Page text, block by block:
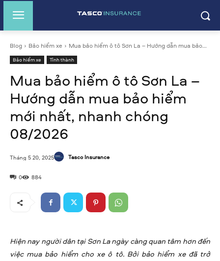
Blog Bảo hiểm xe Mua bảo hiểm ô tô Sơn La – Hướng dẫn mua bảo...
Bảo hiểm xe Tỉnh thành
Mua bảo hiểm ô tô Sơn La –
Hướng dẫn mua bảo hiểm
mới nhất, nhanh chóng
08/2026
0 884
Tháng 5 20, 2025 Tasco Insurance
Hiện nay người dân tại Sơn La ngày càng quan tâm hơn đến
việc mua bảo hiểm cho xe ô tô. Bởi bảo hiểm xe đã trở